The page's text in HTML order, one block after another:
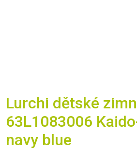
Lurchi dětské
63L1083006
navy blue